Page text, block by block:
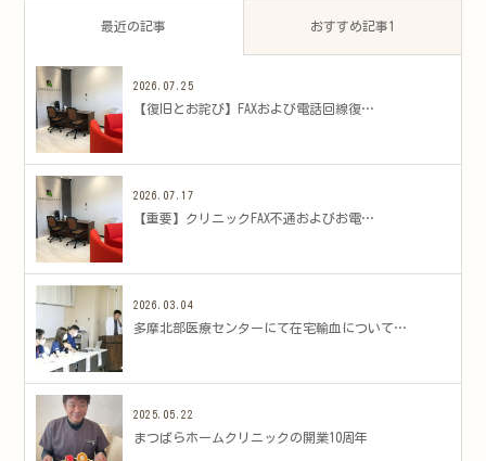
最近の記事 おすすめ記事1
2026.07.25
​【復旧とお詫び】FAXおよび電話回線復…
2026.07.17
​【重要】クリニックFAX不通およびお電…
2026.03.04
多摩北部医療センターにて在宅輸血について…
2025.05.22
まつばらホームクリニックの開業10周年